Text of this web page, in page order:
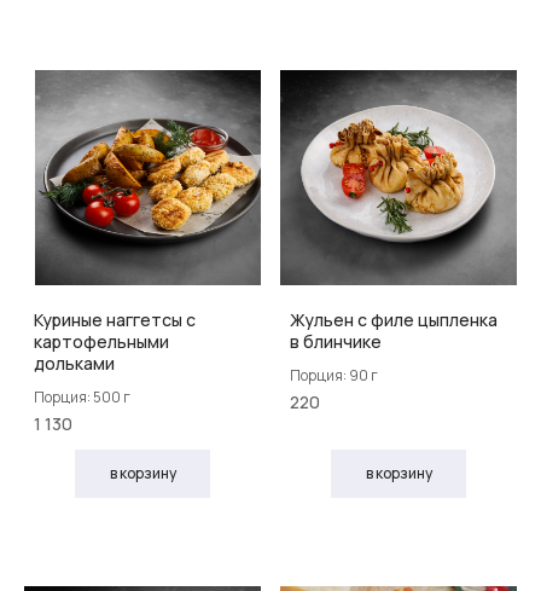
Куриные наггетсы с
картофельными
дольками
Порция: 500 г
1 130
в корзину
Жульен с филе цыпленка
в блинчике
Порция: 90 г
220
в корзину